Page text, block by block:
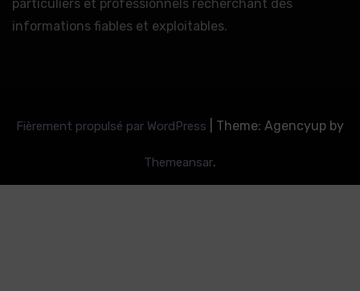
particuliers et professionnels recherchant des
informations fiables et exploitables.
Fièrement propulsé par WordPress Theme: Agencyup by
Themeansar.